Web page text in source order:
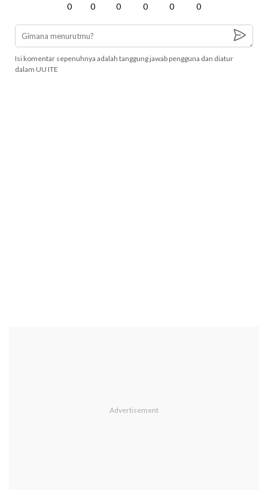
0 0 0 0 0 0
Isi komentar sepenuhnya adalah tanggung jawab pengguna dan diatur
dalam UU ITE